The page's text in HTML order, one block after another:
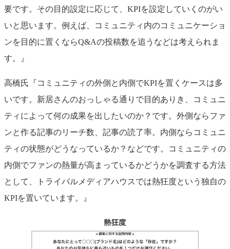
要です。その目的設定に応じて、KPIを設定していくのがい
いと思います。例えば、コミュニティ内のコミュニケーショ
ンを目的に置くならQ&Aの投稿数を追うなどは考えられま
す。』
高橋氏『コミュニティの外側と内側でKPIを置くケースは多
いです。新居さんのおっしゃる通りで目的ありき、コミュニ
ティによって何の成果を出したいのか？です。外側ならファ
ンと作る記事のリーチ数、記事の読了率。内側ならコミュニ
ティの状態がどうなっているか？などです。コミュニティの
内側でファンの熱量が高まっているかどうかを調査する方法
として、トライバルメディアハウスでは熱狂度という独自の
KPIを置いています。』